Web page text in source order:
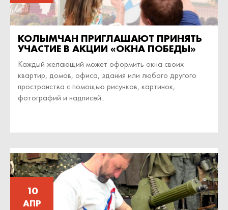
КОЛЫМЧАН ПРИГЛАШАЮТ ПРИНЯТЬ
УЧАСТИЕ В АКЦИИ «ОКНА ПОБЕДЫ»
Каждый желающий может оформить окна своих
квартир, домов, офиса, здания или любого другого
пространства с помощью рисунков, картинок,
фотографий и надписей...
10
АПР